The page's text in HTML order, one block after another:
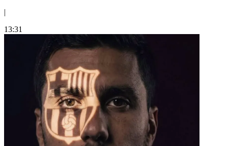
|
13:31